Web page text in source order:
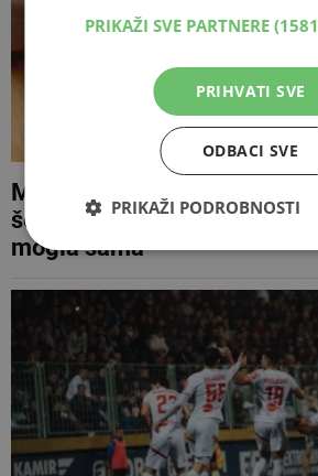
Mostarac prešao 517
šest Panini albuma za djecu
mogla sama
PRIKAŽI SVE PARTNERE
PRIHVATI SVE
ODBACI SVE
PRIKAŽI PODROBNOSTI